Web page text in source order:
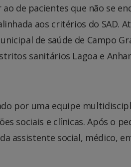
de pacientes que não se
aos critérios do SAD.
de saúde de Campo
sanitários Lagoa e
por uma equipe
sociais e clínicas. Após o
assistente social, médico,